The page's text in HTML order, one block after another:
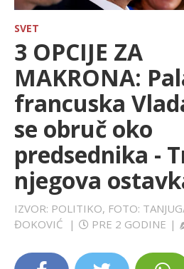
HRONIKA
FARMERI
TV
SPORT
LIFESTYLE
SVET
3 OPCIJE ZA
MAKRONA:
francuska
se obruč oko
predsednika -
njegova
IZVOR: POLITIKO, FOTO:
ĐOKOVIĆ
| PRE 2 GODINE |